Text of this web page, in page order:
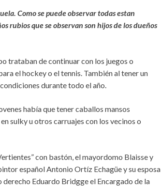
Como se puede observar todas estan
rubios que se observan son hijos de los dueños
trataban de continuar con los juegos o
el hockey o el tennis. También al tener un
durante todo el año.
había que tener caballos mansos
sulky u otros carruajes con los vecinos o
con bastón, el mayordomo Blaisse y
español Antonio Ortíz Echagüe y su esposa
derecho Eduardo Bridgge el Encargado de la